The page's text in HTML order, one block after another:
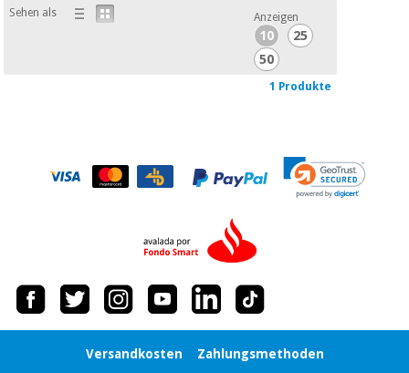
instrumente
Sehen als Anzeigen
10
25
50
1 Produkte
Versandkosten
Zahlungsmethoden